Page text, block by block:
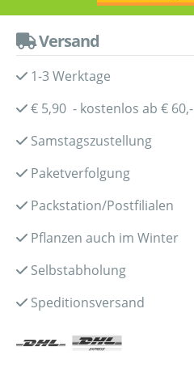
Versand
1-3 Werktage
€ 5,90 - kostenlos ab € 60,-
Samstagszustellung
Paketverfolgung
Packstation/Postfilialen
Pflanzen auch im Winter
Selbstabholung
Speditionsversand